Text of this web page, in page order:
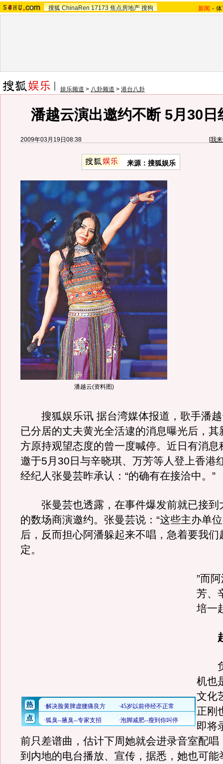
搜狐 ChinaRen 17173 焦点房地产 搜狗 新闻 -
娱乐频道 > 八卦频道 > 港台八卦
潘越云演出邀约不断 5月30日
2009年03月19日08:38 [我
来源：搜狐娱乐
潘越云(资料图)
搜狐娱乐讯 据台湾媒体报道，歌手潘越
已分居的丈夫黄光全活逮的消息曝光后，其
方原持观望态度的曾一度喊停。近日有消息
邀于5月30日与辛晓琪、万芳等人登上香港
经纪人张曼芸昨承认：“的确有在接洽中。”
张曼芸也透露，在事件爆发前就已接到
的数场商演邀约。张曼芸说：“这些主办单
后，反而担心阿潘躲起来不唱，急着要我们
定。
”而
芳、
培一
赶
负
机也
文化
正刚
即将
前只差谱曲，估计下周她就会进录音室配唱
到内地的电台播放、宣传，据悉，她也可能